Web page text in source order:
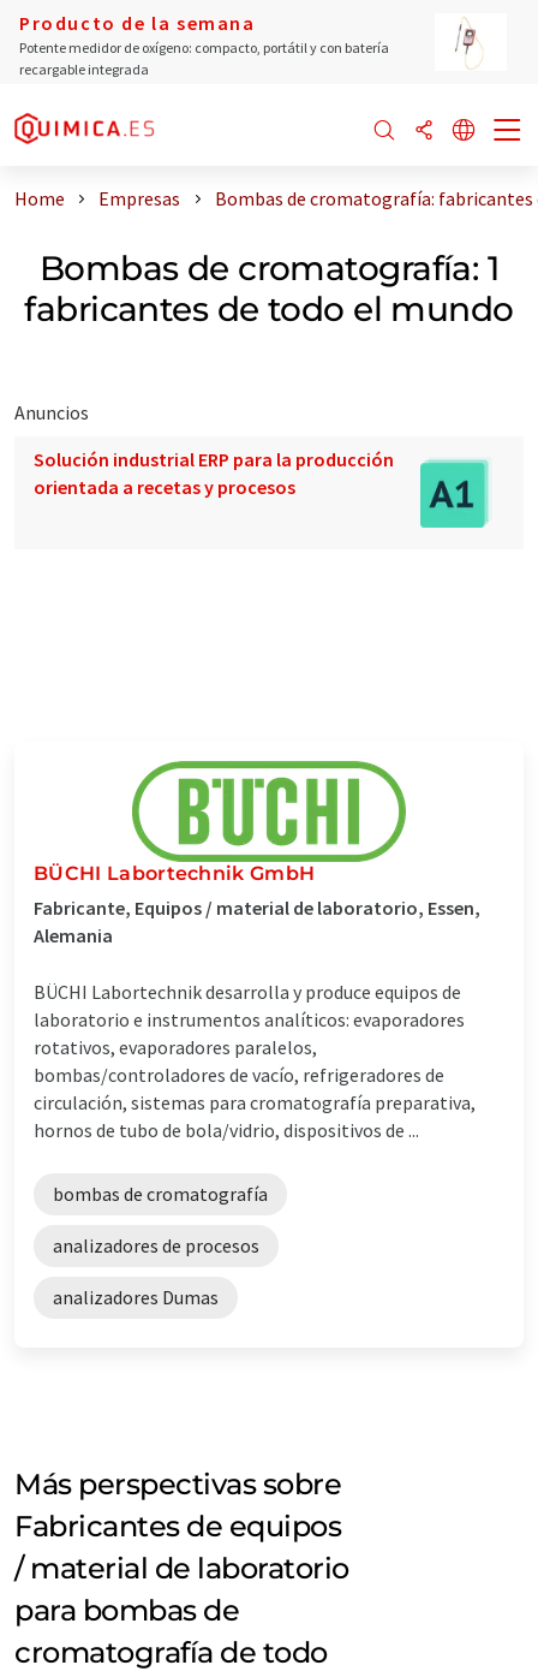
Producto de la semana
Potente medidor de oxígeno: compacto, portátil y con batería
recargable integrada
Home Empresas Bombas de cromatografía: fabricantes
Bombas de cromatografía: 1
fabricantes de todo el mundo
Anuncios
Solución industrial ERP para la producción
orientada a recetas y procesos
BÜCHI Labortechnik GmbH
Fabricante, Equipos / material de laboratorio, Essen,
Alemania
BÜCHI Labortechnik desarrolla y produce equipos de
laboratorio e instrumentos analíticos: evaporadores
rotativos, evaporadores paralelos,
bombas/controladores de vacío, refrigeradores de
circulación, sistemas para cromatografía preparativa,
hornos de tubo de bola/vidrio, dispositivos de ...
bombas de cromatografía
analizadores de procesos
analizadores Dumas
Más perspectivas sobre
Fabricantes de equipos
/ material de laboratorio
para bombas de
cromatografía de todo